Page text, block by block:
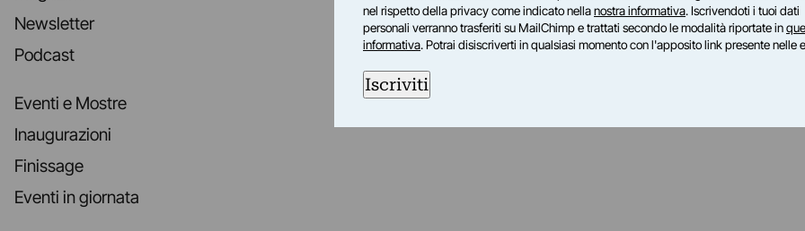
Newsletter
Podcast
Eventi e Mostre
Inaugurazioni
Finissage
Eventi in giornata
nel rispetto della privacy come indicato nellanostra informativa. Iscrivendoti i tuoi dati
personali verranno trasferiti su MailChimp e trattati secondo le modalità riportate in
informativa. Potrai disiscriverti in qualsiasi momento con l'apposito link presente nelle
Iscriviti